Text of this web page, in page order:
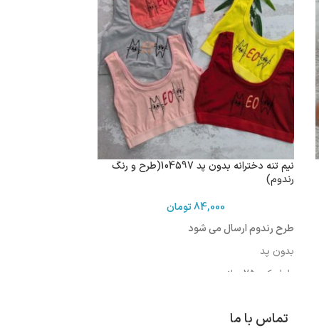
نیم تنه دخترانه بدون پد 104597(طرح و رنگ
رندوم)
84,000تومان
طرح رندوم ارسال می شود
بدون پد
طول کمر:25 سانت
تماس با ما